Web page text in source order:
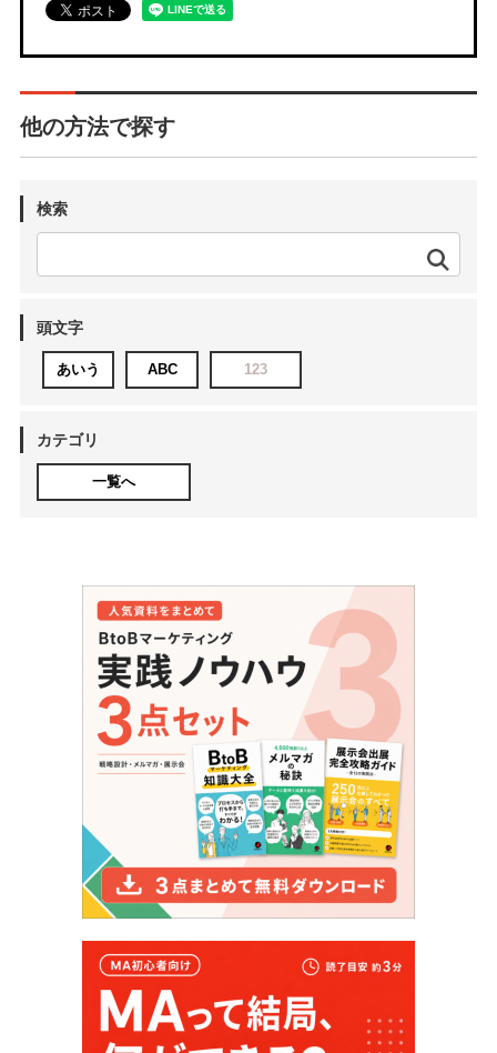
他の方法で探す
検索
頭文字
あいう ABC 123
カテゴリ
一覧へ